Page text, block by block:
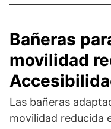
Bañeras
movilidad
Las bañeras
movilidad reducida